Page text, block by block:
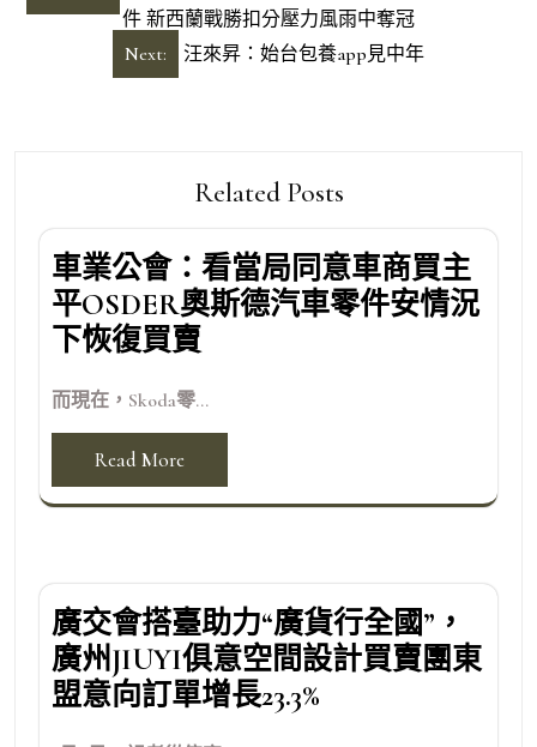
章
件 新西蘭戰勝扣分壓力風雨中奪冠
Next:
汪來昇：始台包養app見中年
Related Posts
車業公會：看當局同意車商買主
平OSDER奧斯德汽車零件安情況
下恢復買賣
而現在，Skoda零...
Read More
廣交會搭臺助力“廣貨行全國”，
廣州JIUYI俱意空間設計買賣團東
盟意向訂單增長23.3%